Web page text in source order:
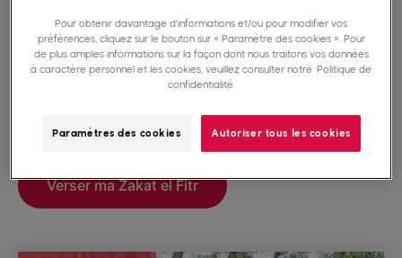
Cette approche proactive assurant une
distribution opportune souligne l’impact positif
gratitude partagées pendant l’Aïd al-Fitr.
Verser ma Zakat el Fitr
Pour obtenir davantage d'informations et/ou pour modifier vos
préférences, cliquez sur le bouton sur « Paramètre des cookies ». Pour
de plus amples informations sur la façon dont nous traitons vos données
à caractère personnel et les cookies, veuillez consulter notre Politique de
confidentialité.
Paramètres des cookies Autoriser tous les cookies